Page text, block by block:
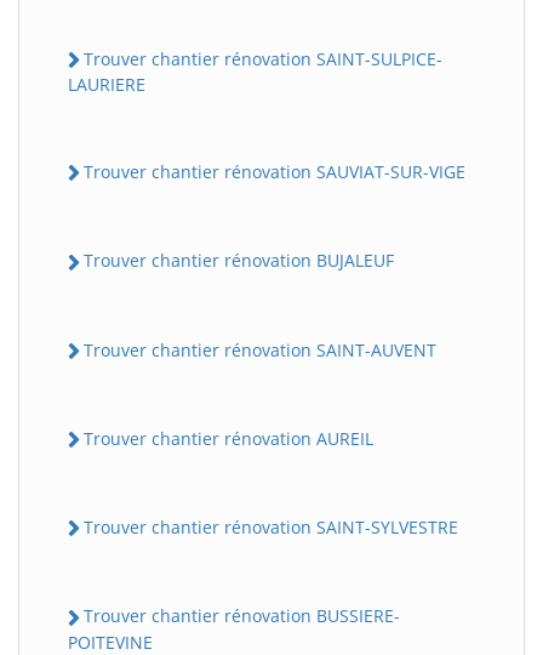
Trouver chantier rénovation SAINT-SULPICE-
LAURIERE
Trouver chantier rénovation SAUVIAT-SUR-VIGE
Trouver chantier rénovation BUJALEUF
Trouver chantier rénovation SAINT-AUVENT
Trouver chantier rénovation AUREIL
Trouver chantier rénovation SAINT-SYLVESTRE
Trouver chantier rénovation BUSSIERE-
POITEVINE